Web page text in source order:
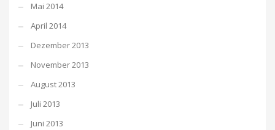
Mai 2014
April 2014
Dezember 2013
November 2013
August 2013
Juli 2013
Juni 2013